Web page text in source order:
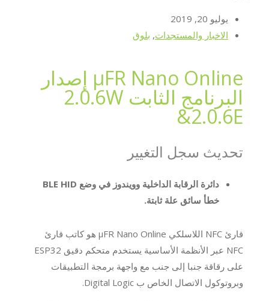
يوليو 20, 2019
الاخبار والمستجدات, بلوق
μFR Nano Online إصدار
البرنامج الثابت 2.0.6W
&2.0.6E
تحديث سجل التغيير
دائرة الرقابة الداخلية وويندوز في وضع BLE HID
خطأ سائق علة ثابتة.
قارئ NFC اللاسلكي μFR Nano Online هو كاتب قارئ
NFC عبر الأنظمة الأساسية يستخدم متحكم دقيق ESP32
على رقاقة جنبا إلى جنب مع واجهة برمجة التطبيقات
وبروتوكول الاتصال الخاص ب Digital Logic.